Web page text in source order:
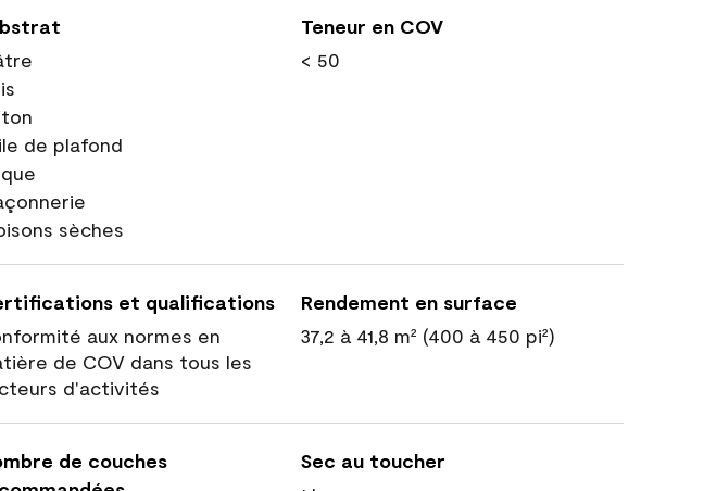
de plafond
sèches
Teneur en COV
< 50
et qualifications
aux normes en
de COV dans tous les
d'activités
Rendement en surface
37,2 à 41,8 m² (400 à 450 pi²)
de couches
Sec au toucher